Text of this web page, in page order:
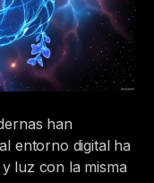
han
entorno digital ha
luz con la misma